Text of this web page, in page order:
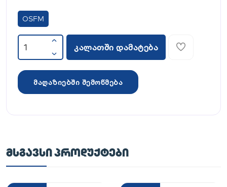
OSFM
კალათში დამატება
მაღაზიებში შემოწმება
ᲛᲡᲒᲐᲕᲡᲘ ᲞᲠᲝᲓᲣᲥᲢᲔᲑᲘ